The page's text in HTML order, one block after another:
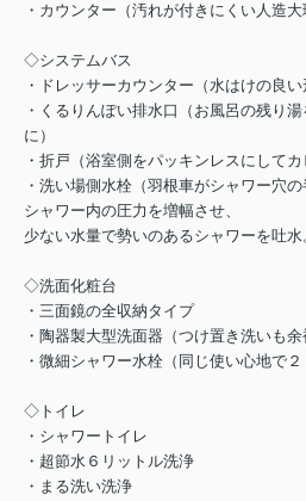
・カウンター（汚れが付きにくい人造大
◇システムバス
・ドレッサーカウンター（水はけの良い
・くるりんぽい排水口（お風呂の残り
に）
・折戸（浴室側をパッキンレスにしてカ
・洗い場側水栓（羽根車がシャワー穴
シャワー内の圧力を増幅させ、
少ない水量で勢いのあるシャワーを吐水
◇洗面化粧台
・三面鏡の全収納タイプ
・陶器製大型洗面器（つけ置き洗いも余
・微細シャワー水栓（同じ使い心地で２
◇トイレ
・シャワートイレ
・超節水６リットル洗浄
・まる洗い洗浄